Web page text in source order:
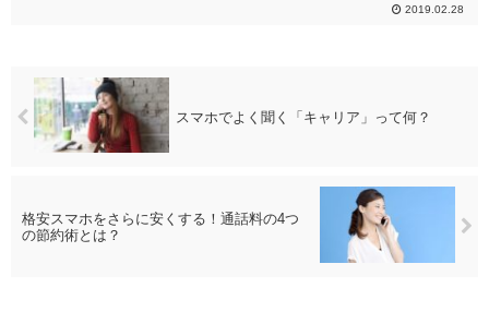
2019.02.28
スマホでよく聞く「キャリア」って何？
格安スマホをさらに安くする！通話料の4つ
の節約術とは？